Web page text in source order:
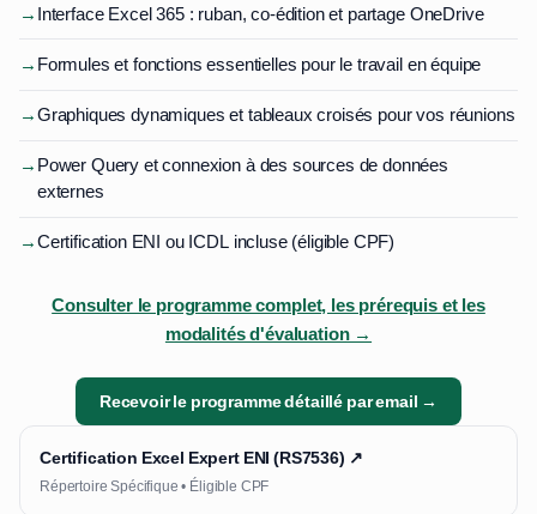
→ Interface Excel 365 : ruban, co-édition et partage OneDrive
→ Formules et fonctions essentielles pour le travail en équipe
→Graphiques dynamiques et tableaux croisés pour vos réunions
→ Power Query et connexion à des sources de données
externes
→Certification ENI ou ICDL incluse (éligible CPF)
Consulter le programme complet, les prérequis et les
modalités d'évaluation →
Recevoir le programme détaillé par email →
Certification Excel Expert ENI (RS7536) ↗
Répertoire Spécifique • Éligible CPF